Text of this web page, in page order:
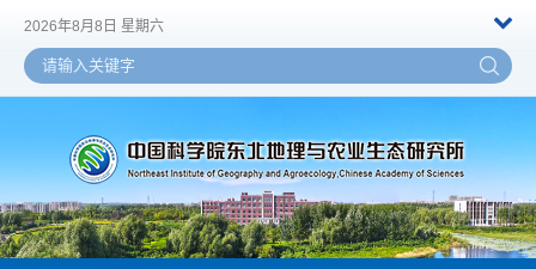
2026年8月8日 星期六